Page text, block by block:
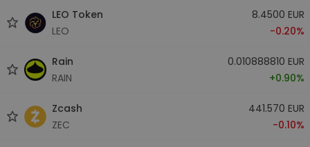
LEO Token
LEO
8.4500 EUR
-0.20%
Rain
RAIN
0.010888810 EUR
+0.90%
Zcash
ZEC
441.570 EUR
-0.10%